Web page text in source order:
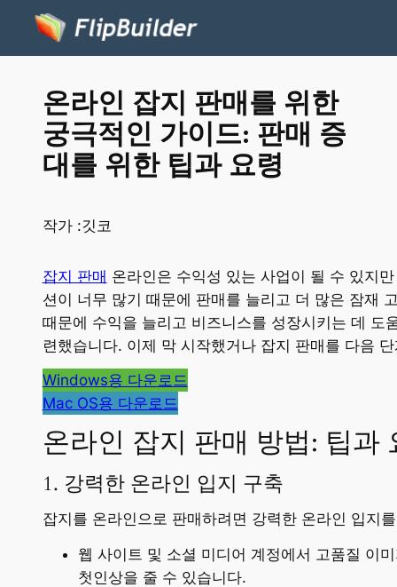
온라인 잡지 판매를 위한
궁극적인 가이드: 판매 증
대를 위한 팁과 요령
작가 :깃코
잡지 판매 온라인은 수익성 있는 사업이 될 수 있지
션이 너무 많기 때문에 판매를 늘리고 더 많은 잠재
때문에 수익을 늘리고 비즈니스를 성장시키는 데 도
련했습니다. 이제 막 시작했거나 잡지 판매를 다음
Windows용 다운로드
Mac OS용 다운로드
온라인 잡지 판매 방법: 팁과
1. 강력한 온라인 입지 구축
잡지를 온라인으로 판매하려면 강력한 온라인 입지
웹 사이트 및 소셜 미디어 계정에서 고품질 이
첫인상을 줄 수 있습니다.